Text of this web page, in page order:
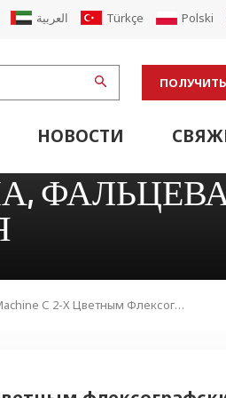
العربية Türkçe Polski
НОВОСТИ
Линия Jumbo Inline Machine С 2-Х Цветным Флексографским Слоттером И Ротационной Высекальной Машиной